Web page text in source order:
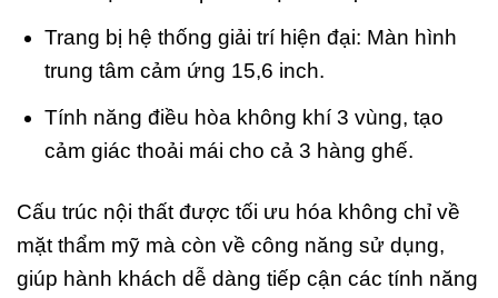
Trang bị hệ thống giải trí hiện đại: Màn hình
trung tâm cảm ứng 15,6 inch.
Tính năng điều hòa không khí 3 vùng, tạo
cảm giác thoải mái cho cả 3 hàng ghế.
Cấu trúc nội thất được tối ưu hóa không chỉ về
mặt thẩm mỹ mà còn về công năng sử dụng,
giúp hành khách dễ dàng tiếp cận các tính năng